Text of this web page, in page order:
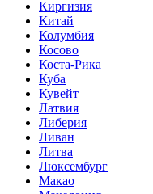
Киргизия
Китай
Колумбия
Косово
Коста-Рика
Куба
Кувейт
Латвия
Либерия
Ливан
Литва
Люксембург
Макао